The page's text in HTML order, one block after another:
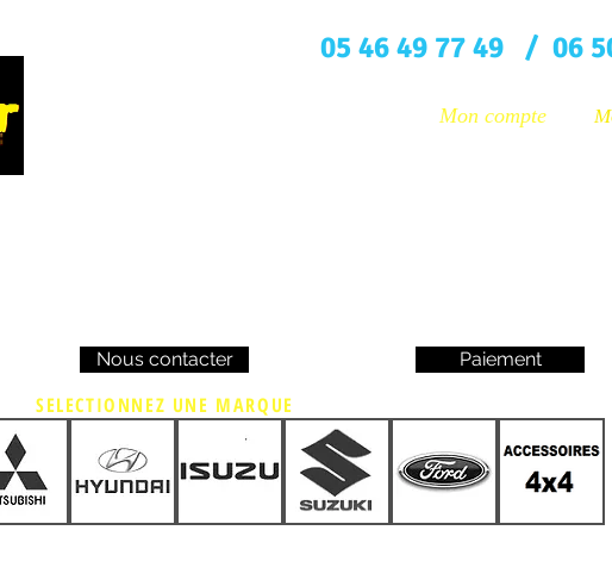
05 46 49 77 49 / 06
Mon compte
Nous contacter Paiement
SELECTIONNEZ UNE MARQUE